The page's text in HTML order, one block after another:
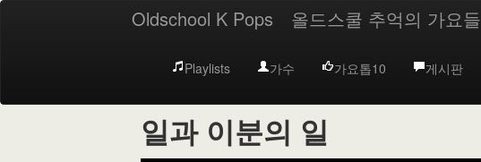
Oldschool K Pops 올드스쿨 추억의 가요들
Playlists 가수 가요톱10 게시판
일과 이분의 일